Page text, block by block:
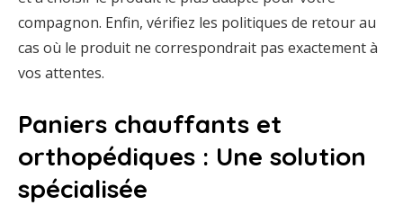
compagnon. Enfin, vérifiez les politiques de retour au
cas où le produit ne correspondrait pas exactement à
vos attentes.
Paniers chauffants et
orthopédiques : Une solution
spécialisée